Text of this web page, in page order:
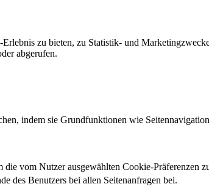
zu bieten, zu Statistik- und
abgerufen.
indem sie Grundfunktionen wie
die vom Nutzer ausgewählten Cookie-Präferenzen
des Benutzers bei allen Seitenanfragen bei.